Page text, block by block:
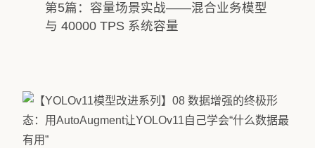
第5篇：容量场景实战——混合业务模型
与 40000 TPS 系统容量